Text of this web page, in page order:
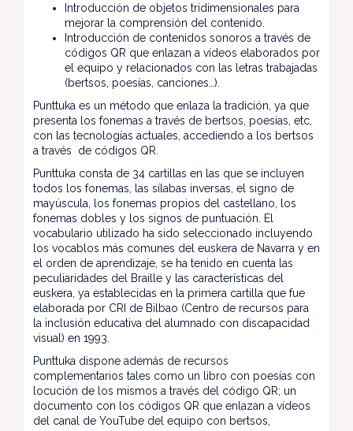
Introducción de objetos tridimensionales para
mejorar la comprensión del contenido.
Introducción de contenidos sonoros a través de
códigos QR que enlazan a vídeos elaborados por
el equipo y relacionados con las letras trabajadas
(bertsos, poesías, canciones…).
Punttuka es un método que enlaza la tradición, ya que
presenta los fonemas a través de bertsos, poesías, etc,
con las tecnologías actuales, accediendo a los bertsos
a través de códigos QR.
Punttuka consta de 34 cartillas en las que se incluyen
todos los fonemas, las sílabas inversas, el signo de
mayúscula, los fonemas propios del castellano, los
fonemas dobles y los signos de puntuación. El
vocabulario utilizado ha sido seleccionado incluyendo
los vocablos más comunes del euskera de Navarra y en
el orden de aprendizaje, se ha tenido en cuenta las
peculiaridades del Braille y las características del
euskera, ya establecidas en la primera cartilla que fue
elaborada por CRI de Bilbao (Centro de recursos para
la inclusión educativa del alumnado con discapacidad
visual) en 1993.
Punttuka dispone además de recursos
complementarios tales como un libro con poesías con
locución de los mismos a través del código QR; un
documento con los códigos QR que enlazan a vídeos
del canal de YouTube del equipo con bertsos,